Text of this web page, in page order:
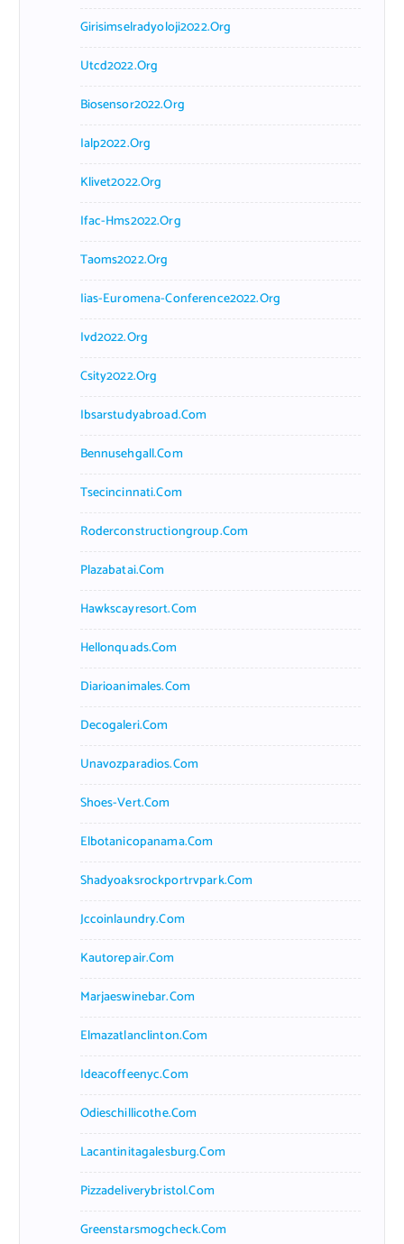
Girisimselradyoloji2022.org
Utcd2022.org
Biosensor2022.org
Ialp2022.org
Klivet2022.org
Ifac-Hms2022.org
Taoms2022.org
Iias-Euromena-Conference2022.org
Ivd2022.org
Csity2022.org
Ibsarstudyabroad.com
Bennusehgall.com
Tsecincinnati.com
Roderconstructiongroup.com
Plazabatai.com
Hawkscayresort.com
Hellonquads.com
Diarioanimales.com
Decogaleri.com
Unavozparadios.com
Shoes-Vert.com
Elbotanicopanama.com
Shadyoaksrockportrvpark.com
Jccoinlaundry.com
Kautorepair.com
Marjaeswinebar.com
Elmazatlanclinton.com
Ideacoffeenyc.com
Odieschillicothe.com
Lacantinitagalesburg.com
Pizzadeliverybristol.com
Greenstarsmogcheck.com